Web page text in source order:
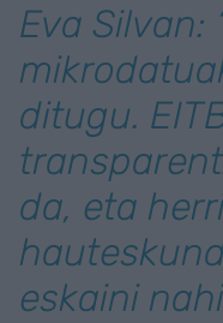
Eva Silvan:
ditugu.
da, eta
eskaini